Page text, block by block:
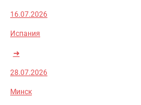
16.07.2026
Испания
➜
28.07.2026
Минск